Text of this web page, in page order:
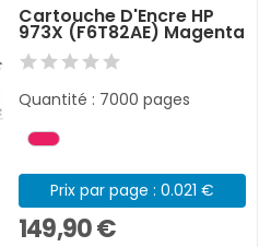
Cartouche D'Encre HP
973X (F6T82AE) Magenta
Quantité : 7000 pages
Prix par page : 0.021 €
149,90 €